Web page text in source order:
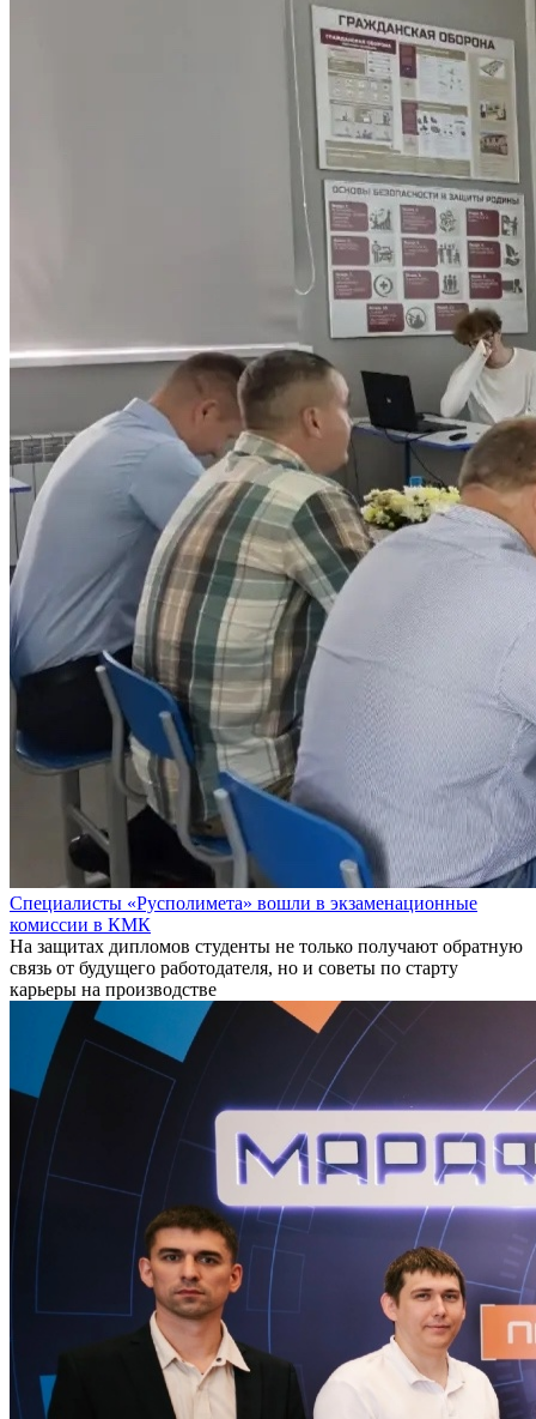
Специалисты «Русполимета» вошли в экзаменационные
комиссии в КМК
На защитах дипломов студенты не только получают обратную
связь от будущего работодателя, но и советы по старту
карьеры на производстве